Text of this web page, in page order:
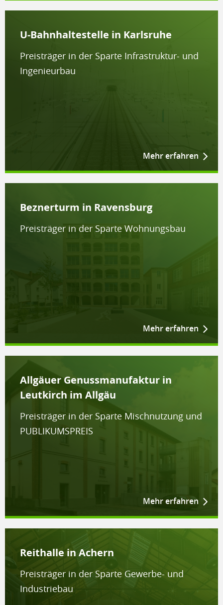
U-Bahnhaltestelle in Karlsruhe
Preisträger in der Sparte Infrastruktur- und
Ingenieurbau
Mehr erfahren
Beznerturm in Ravensburg
Preisträger in der Sparte Wohnungsbau
Mehr erfahren
Allgäuer Genussmanufaktur in
Leutkirch im Allgäu
Preisträger in der Sparte Mischnutzung und
PUBLIKUMSPREIS
Mehr erfahren
Reithalle in Achern
Preisträger in der Sparte Gewerbe- und
Industriebau